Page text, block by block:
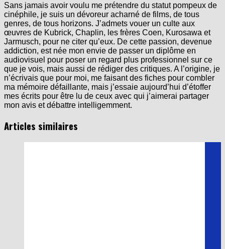
Sans jamais avoir voulu me prétendre du statut pompeux de
cinéphile, je suis un dévoreur acharné de films, de tous
genres, de tous horizons. J’admets vouer un culte aux
œuvres de Kubrick, Chaplin, les frères Coen, Kurosawa et
Jarmusch, pour ne citer qu’eux. De cette passion, devenue
addiction, est née mon envie de passer un diplôme en
audiovisuel pour poser un regard plus professionnel sur ce
que je vois, mais aussi de rédiger des critiques. A l’origine, je
n’écrivais que pour moi, me faisant des fiches pour combler
ma mémoire défaillante, mais j’essaie aujourd’hui d’étoffer
mes écrits pour être lu de ceux avec qui j’aimerai partager
mon avis et débattre intelligemment.
Articles similaires